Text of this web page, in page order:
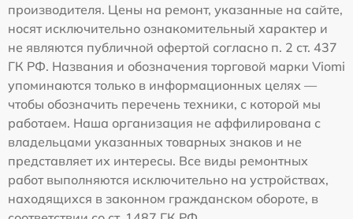
производителя. Цены на ремонт, указанные на сайте,
носят исключительно ознакомительный характер и
не являются публичной офертой согласно п. 2 ст. 437
ГК РФ. Названия и обозначения торговой марки Viomi
упоминаются только в информационных целях —
чтобы обозначить перечень техники, с которой мы
работаем. Наша организация не аффилирована с
владельцами указанных товарных знаков и не
представляет их интересы. Все виды ремонтных
работ выполняются исключительно на устройствах,
находящихся в законном гражданском обороте, в